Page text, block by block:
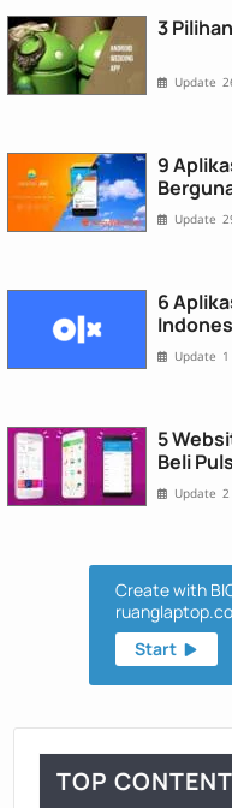
3
9
6
5
Beli
2
Create with
Start
TOP